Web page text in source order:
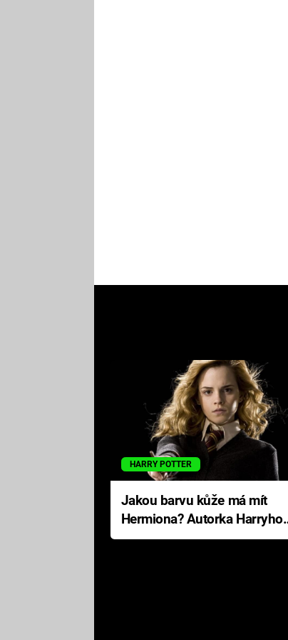
HARRY POTTER
Jakou barvu kůže má mít
Hermiona? Autorka Harryho
Pottera přišla s ráznou